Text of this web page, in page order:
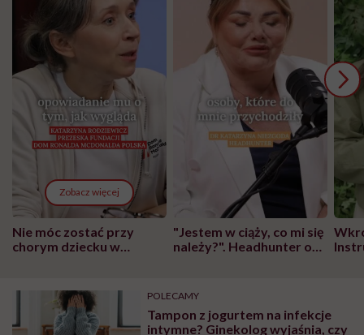
Zobacz więcej
Nie móc zostać przy
chorym dziecku w
może chyba tylko
głupota i brak
wyobraźni"
"Jestem w ciąży, co mi się
należy?". Headhunter o
pracy
POLECAMY
Tampon z jogurtem na infekcje
intymne? Ginekolog wyjaśnia, czy